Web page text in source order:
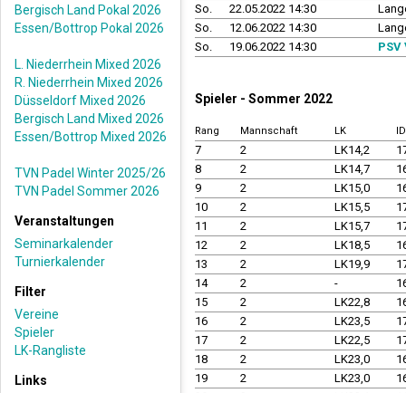
Bergisch Land Pokal 2026
Essen/Bottrop Pokal 2026
L. Niederrhein Mixed 2026
R. Niederrhein Mixed 2026
Düsseldorf Mixed 2026
Bergisch Land Mixed 2026
Essen/Bottrop Mixed 2026
TVN Padel Winter 2025/26
TVN Padel Sommer 2026
Veranstaltungen
Seminarkalender
Turnierkalender
Filter
Vereine
Spieler
LK-Rangliste
Links
So.
22.05.2022 14:30
So.
12.06.2022 14:30
So.
19.06.2022 14:30 PSV
Spieler - Sommer 2022
Rang Mannschaft LK
7 2 LK14,2
8
2 LK14,7
9
2 LK15,0
10
2 LK15,5
11
2 LK15,7
12
2 LK18,5
13
2 LK19,9
14
2 -
15
2 LK22,8
16
2 LK23,5
17
2 LK22,5
18
2 LK23,0
19
2 LK23,0